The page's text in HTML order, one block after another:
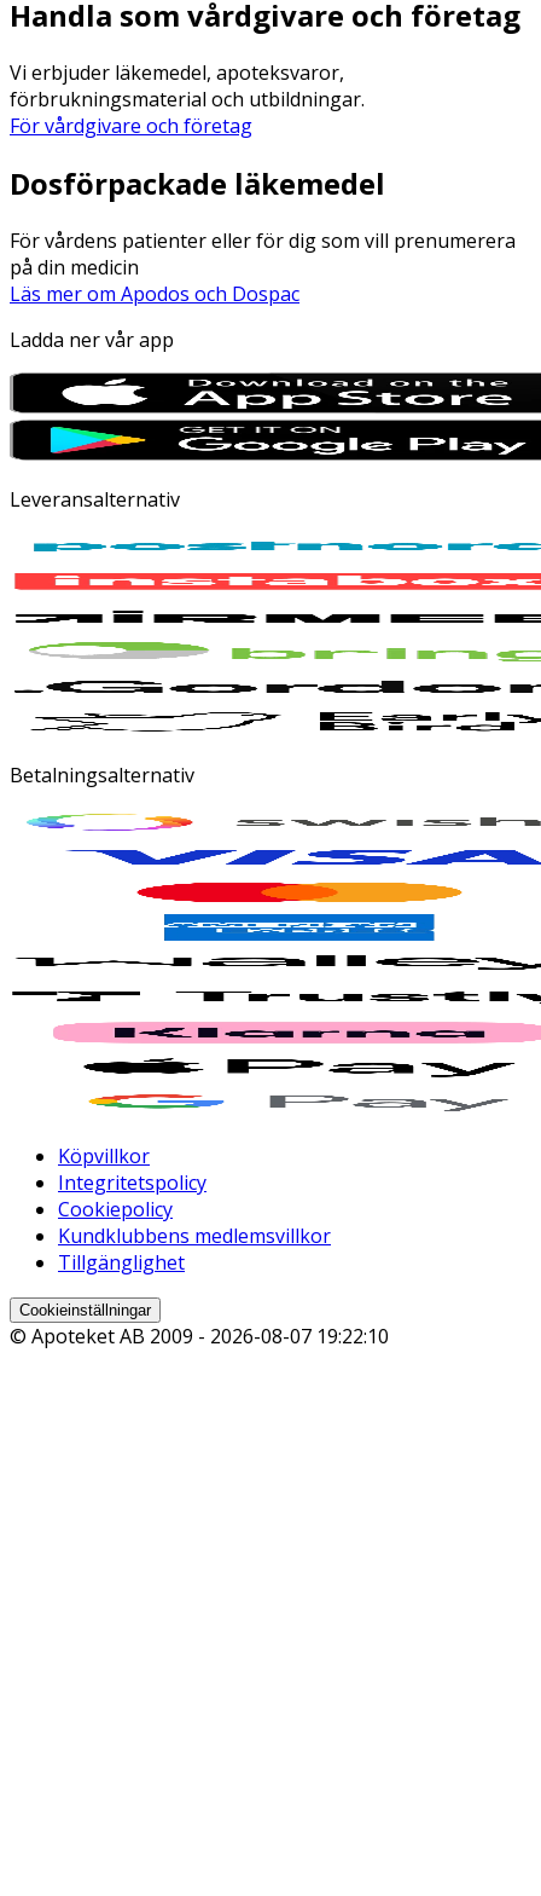
Handla som vårdgivare och företag
Vi erbjuder läkemedel, apoteksvaror,
förbrukningsmaterial och utbildningar.
För vårdgivare och företag
Dosförpackade läkemedel
För vårdens patienter eller för dig som vill prenumerera
på din medicin
Läs mer om Apodos och Dospac
Ladda ner vår app
Leveransalternativ
Betalningsalternativ
Köpvillkor
Integritetspolicy
Cookiepolicy
Kundklubbens medlemsvillkor
Tillgänglighet
Cookieinställningar
© Apoteket AB 2009 - 2026-08-07 19:22:10